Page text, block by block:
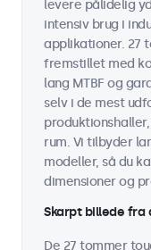
levere pålidelig
intensiv brug i
applikationer. 27
fremstillet med
lang MTBF og
selv i de mest
rum. Vi tilbyder
modeller, så du
dimensioner og
Skarpt billede fra
De 27 tommer